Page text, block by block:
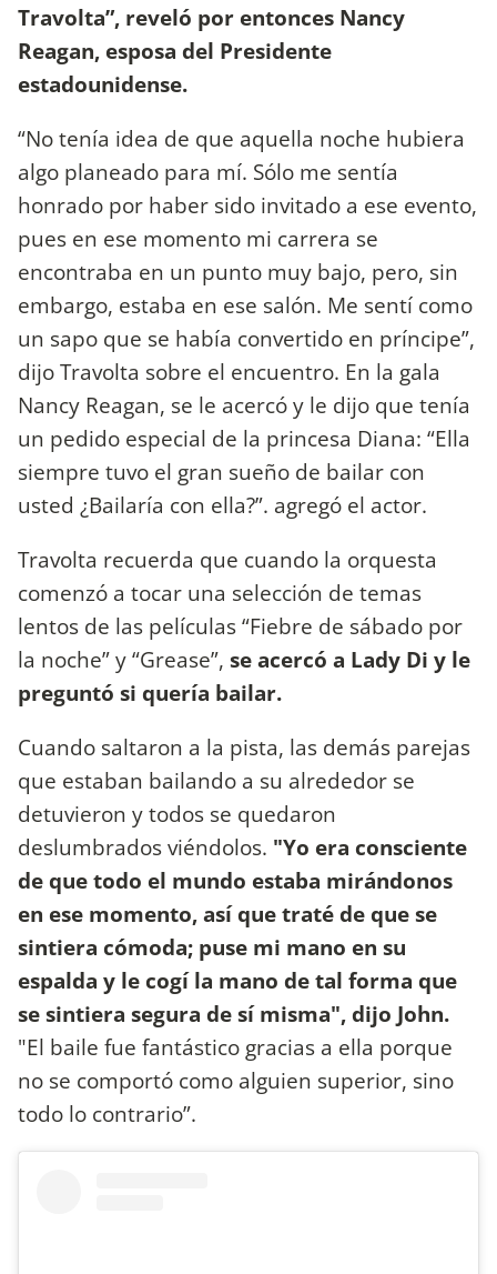
Travolta”, reveló por entonces Nancy
Reagan, esposa del Presidente
estadounidense.
“No tenía idea de que aquella noche hubiera
algo planeado para mí. Sólo me sentía
honrado por haber sido invitado a ese evento,
pues en ese momento mi carrera se
encontraba en un punto muy bajo, pero, sin
embargo, estaba en ese salón. Me sentí como
un sapo que se había convertido en príncipe”,
dijo Travolta sobre el encuentro. En la gala
Nancy Reagan, se le acercó y le dijo que tenía
un pedido especial de la princesa Diana: “Ella
siempre tuvo el gran sueño de bailar con
usted ¿Bailaría con ella?”. agregó el actor.
Travolta recuerda que cuando la orquesta
comenzó a tocar una selección de temas
lentos de las películas “Fiebre de sábado por
la noche” y “Grease”, se acercó a Lady Di y le
preguntó si quería bailar.
Cuando saltaron a la pista, las demás parejas
que estaban bailando a su alrededor se
detuvieron y todos se quedaron
deslumbrados viéndolos. "Yo era consciente
de que todo el mundo estaba mirándonos
en ese momento, así que traté de que se
sintiera cómoda; puse mi mano en su
espalda y le cogí la mano de tal forma que
se sintiera segura de sí misma", dijo John.
"El baile fue fantástico gracias a ella porque
no se comportó como alguien superior, sino
todo lo contrario”.